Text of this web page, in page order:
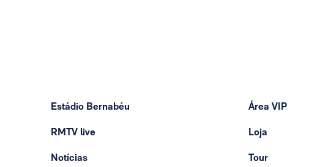
Estádio Bernabéu
RMTV live
Notícias
Área VIP
Loja
Tour